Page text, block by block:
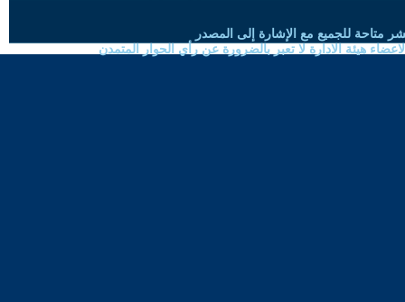
متاحة للجميع مع الإشارة إلى المصدر
هيئة الادارة لا تعبر بالضرورة عن رأي الحوار المتمدن